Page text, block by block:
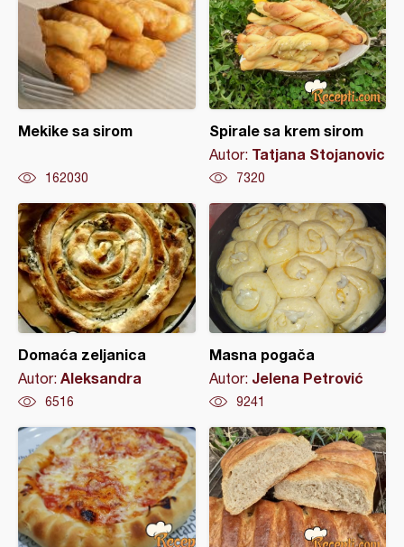
Mekike sa sirom
162030
Spirale sa krem sirom
Autor: Tatjana Stojanovic
7320
Domaća zeljanica
Autor: Aleksandra
6516
Masna pogača
Autor: Jelena Petrović
9241